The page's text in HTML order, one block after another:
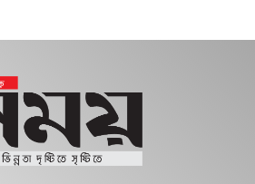
১৮ জুলাই সব মোবাইল গ্রাহকরা পাবেন
১ জিবি ফ্রি ইন্টারনেট
শেরে বাংলা বালিকা মহাবিদ্যালয়ে ‘নিয়ম